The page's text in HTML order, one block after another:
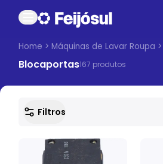
Home >Máquinas de Lavar Roupa >
Blocaportas167 produtos
Filtros